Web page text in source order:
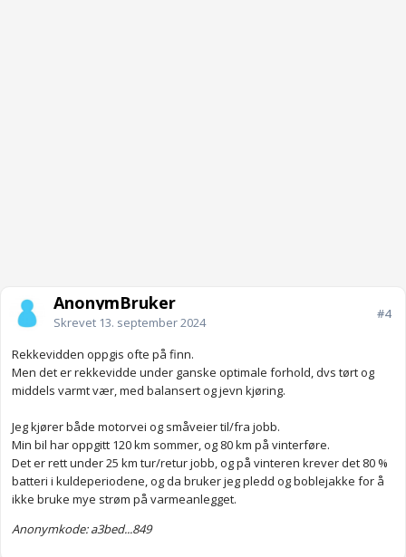
AnonymBruker
Skrevet 13. september 2024
#4
Rekkevidden oppgis ofte på finn.
Men det er rekkevidde under ganske optimale forhold, dvs tørt og
middels varmt vær, med balansert og jevn kjøring.
Jeg kjører både motorvei og småveier til/fra jobb.
Min bil har oppgitt 120 km sommer, og 80 km på vinterføre.
Det er rett under 25 km tur/retur jobb, og på vinteren krever det 80 %
batteri i kuldeperiodene, og da bruker jeg pledd og boblejakke for å
ikke bruke mye strøm på varmeanlegget.
Anonymkode: a3bed...849